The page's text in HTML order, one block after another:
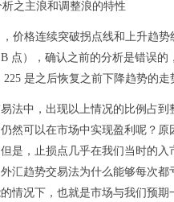
，价格连续突破拐点线和上升趋势
点），确认之前的分析是错误的
是之后恢复之前下降趋势的走
法中，出现以上情况的比例占到
然可以在市场中实现盈利呢？原
是，止损点几乎在我们当时的入
汇趋势交易法为什么能够每次都
情况下，也就是市场与我们预期